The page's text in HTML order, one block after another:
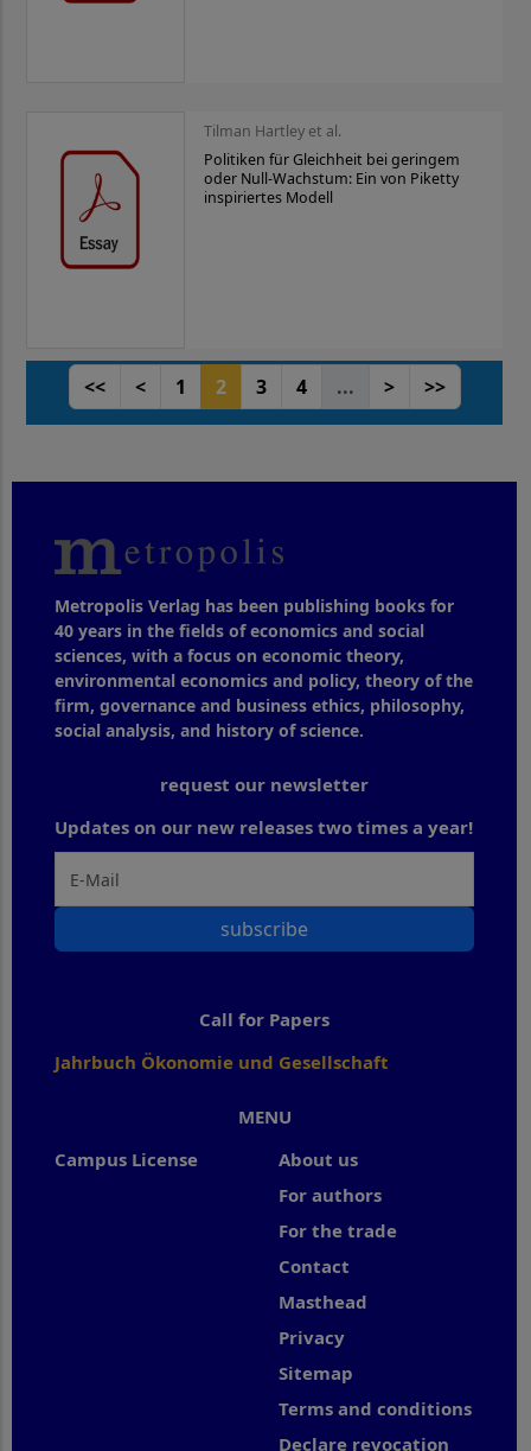
Tilman Hartley et al.
Politiken für Gleichheit bei geringem
oder Null-Wachstum: Ein von Piketty
inspiriertes Modell
<< < 1 2 3 4 ... > >>
Metropolis Verlag has been publishing books for
40 years in the fields of economics and social
sciences, with a focus on economic theory,
environmental economics and policy, theory of the
firm, governance and business ethics, philosophy,
social analysis, and history of science.
MENU
Campus License
About us
For authors
For the trade
Contact
Masthead
Privacy
Sitemap
Terms and conditions
Declare revocation
request our newsletter
Updates on our new releases two times a year!
subscribe
Call for Papers
Jahrbuch Ökonomie und Gesellschaft